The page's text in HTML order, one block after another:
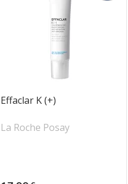
Effaclar K (+)
La Roche Posay